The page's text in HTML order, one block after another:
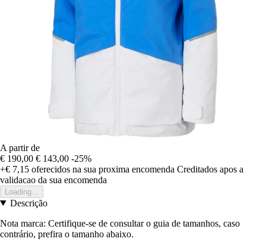
A partir de
€ 190,00 € 143,00 -25%
+€ 7,15 oferecidos na sua proxima encomenda Creditados apos a
validacao da sua encomenda
Loading...
Descrição
Nota marca: Certifique-se de consultar o guia de tamanhos, caso
contrário, prefira o tamanho abaixo.